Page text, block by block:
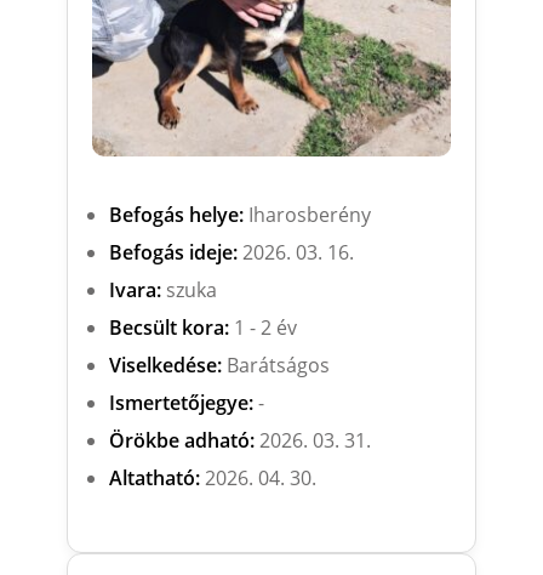
Befogás helye:Iharosberény
Befogás ideje:2026. 03. 16.
Ivara:szuka
Becsült kora:1 - 2 év
Viselkedése:Barátságos
Ismertetőjegye:-
Örökbe adható:2026. 03. 31.
Altatható:2026. 04. 30.